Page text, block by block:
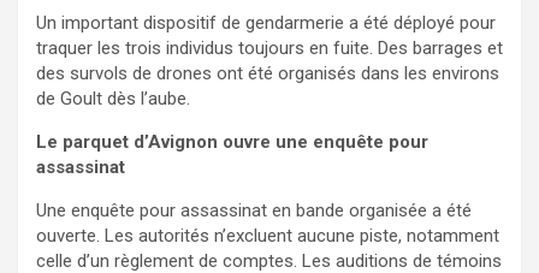
Un important dispositif de gendarmerie a été déployé pour
traquer les trois individus toujours en fuite. Des barrages et
des survols de drones ont été organisés dans les environs
de Goult dès l’aube.
Le parquet d’Avignon ouvre une enquête pour
assassinat
Une enquête pour assassinat en bande organisée a été
ouverte. Les autorités n’excluent aucune piste, notamment
celle d’un règlement de comptes. Les auditions de témoins